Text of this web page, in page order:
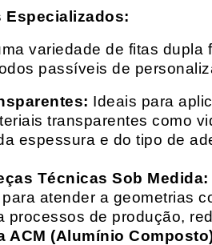
Especializados:
variedade de fitas
passíveis de
Ideais para
transparentes como
espessura e do tipo de
Técnicas Sob Medida:
atender a geometrias
processos de produção,
ACM (Alumínio